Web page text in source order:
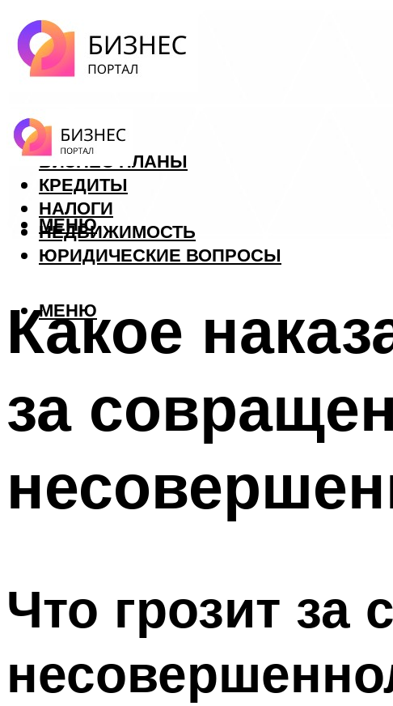
ФОРЕКС
БИЗНЕС ПЛАНЫ
КРЕДИТЫ
НАЛОГИ
НЕДВИЖИМОСТЬ
ЮРИДИЧЕСКИЕ ВОПРОСЫ
МЕНЮ
МЕНЮ
Какое
за
Что грозит за